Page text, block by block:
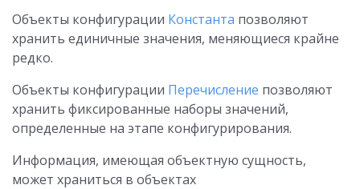
Объекты конфигурации Константа позволяют
хранить единичные значения, меняющиеся крайне
редко.
Объекты конфигурации Перечисление позволяют
хранить фиксированные наборы значений,
определенные на этапе конфигурирования.
Информация, имеющая объектную сущность,
может храниться в объектах